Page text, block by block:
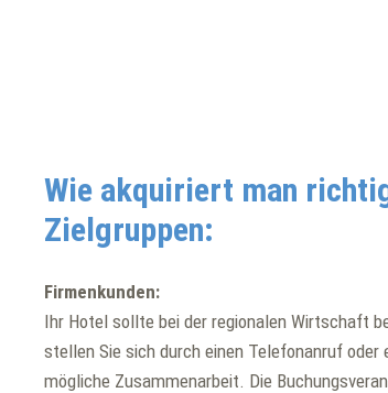
Wie akquiriert man
Zielgruppen:
Firmenkunden:
Ihr Hotel sollte bei der regionalen Wirtschaft
stellen Sie sich durch einen Telefonanruf oder
mögliche Zusammenarbeit. Die